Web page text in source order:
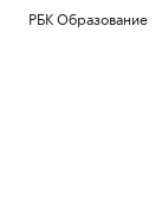
РБК Образование